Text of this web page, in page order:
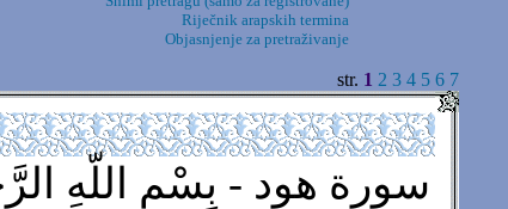
Riječnik arapskih termina
Objasnjenje za pretraživanje
str. 1 2 3 4 5 6 7
سورة هود - بِسْمِ اللّهِ